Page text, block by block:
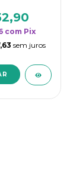
da
- Neutro
com Pix
sem juros